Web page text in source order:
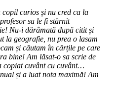
copil curios și nu cred ca la
sa le fi stârnit
Nu-i dărâmată după citit și
la geografie, nu prea o lasam
și căutam în cărțile pe care
bine! Am lăsat-o sa scrie de
copiat cuvânt cu cuvânt…
și a luat nota maximă! Am